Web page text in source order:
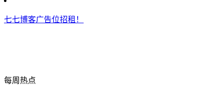
七七博客广告位招租！
每周热点